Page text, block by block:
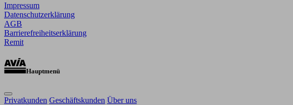
Impressum
Datenschutzerklärung
AGB
Barrierefreiheitserklärung
Remit
Hauptmenü
Privatkunden Geschäftskunden Über uns